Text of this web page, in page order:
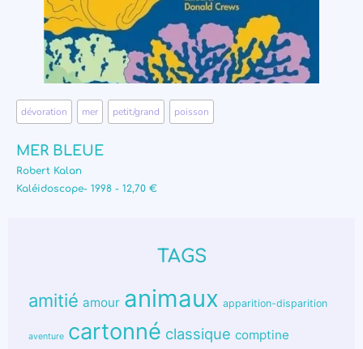
dévoration mer petit/grand poisson
MER BLEUE
Robert Kalan
Kaléidoscope- 1998 - 12,70 €
TAGS
amitié amour animaux apparition-disparition
aventure cartonné classique comptine